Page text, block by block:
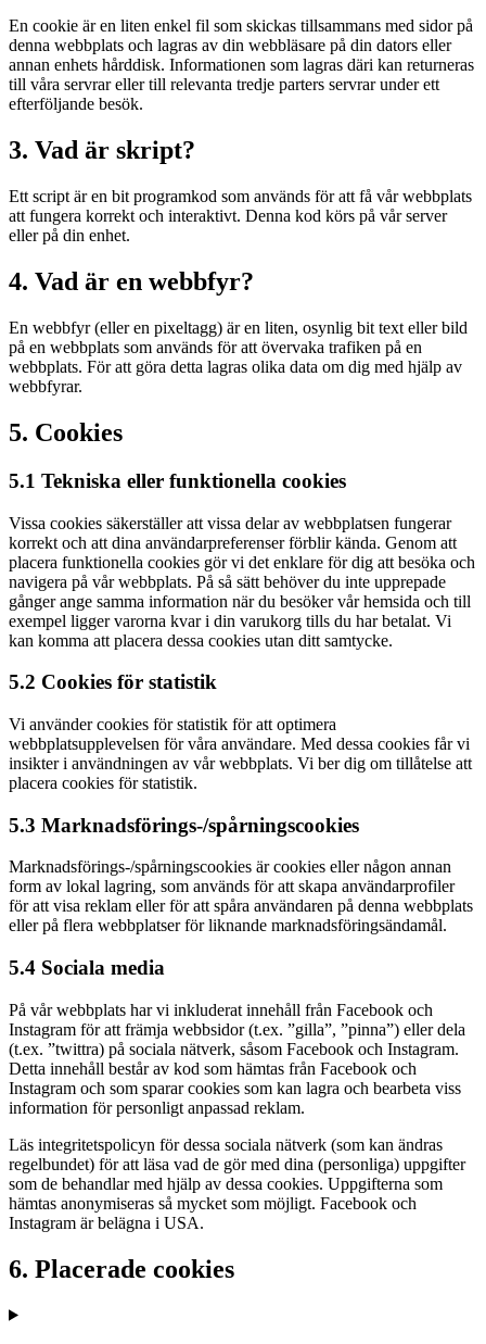
En cookie är en liten enkel fil som skickas tillsammans med sidor på
denna webbplats och lagras av din webbläsare på din dators eller
annan enhets hårddisk. Informationen som lagras däri kan returneras
till våra servrar eller till relevanta tredje parters servrar under ett
efterföljande besök.
3. Vad är skript?
Ett script är en bit programkod som används för att få vår webbplats
att fungera korrekt och interaktivt. Denna kod körs på vår server
eller på din enhet.
4. Vad är en webbfyr?
En webbfyr (eller en pixeltagg) är en liten, osynlig bit text eller bild
på en webbplats som används för att övervaka trafiken på en
webbplats. För att göra detta lagras olika data om dig med hjälp av
webbfyrar.
5. Cookies
5.1 Tekniska eller funktionella cookies
Vissa cookies säkerställer att vissa delar av webbplatsen fungerar
korrekt och att dina användarpreferenser förblir kända. Genom att
placera funktionella cookies gör vi det enklare för dig att besöka och
navigera på vår webbplats. På så sätt behöver du inte upprepade
gånger ange samma information när du besöker vår hemsida och till
exempel ligger varorna kvar i din varukorg tills du har betalat. Vi
kan komma att placera dessa cookies utan ditt samtycke.
5.2 Cookies för statistik
Vi använder cookies för statistik för att optimera
webbplatsupplevelsen för våra användare. Med dessa cookies får vi
insikter i användningen av vår webbplats. Vi ber dig om tillåtelse att
placera cookies för statistik.
5.3 Marknadsförings-/spårningscookies
Marknadsförings-/spårningscookies är cookies eller någon annan
form av lokal lagring, som används för att skapa användarprofiler
för att visa reklam eller för att spåra användaren på denna webbplats
eller på flera webbplatser för liknande marknadsföringsändamål.
5.4 Sociala media
På vår webbplats har vi inkluderat innehåll från Facebook och
Instagram för att främja webbsidor (t.ex. ”gilla”, ”pinna”) eller dela
(t.ex. ”twittra) på sociala nätverk, såsom Facebook och Instagram.
Detta innehåll består av kod som hämtas från Facebook och
Instagram och som sparar cookies som kan lagra och bearbeta viss
information för personligt anpassad reklam.
Läs integritetspolicyn för dessa sociala nätverk (som kan ändras
regelbundet) för att läsa vad de gör med dina (personliga) uppgifter
som de behandlar med hjälp av dessa cookies. Uppgifterna som
hämtas anonymiseras så mycket som möjligt. Facebook och
Instagram är belägna i USA.
6. Placerade cookies